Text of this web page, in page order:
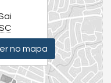
aos vídeos detalhados
redes sociais:
julianoOlivaImoveis)
JulianoOlivaImóveis)
ThauaniZanetti)
do que você imagina,
sem aviso prévio.
no mapa